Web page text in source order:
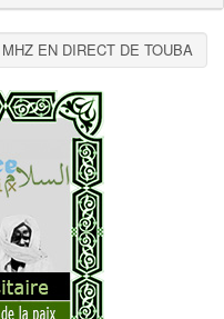
EN DIRECT DE TOUBA